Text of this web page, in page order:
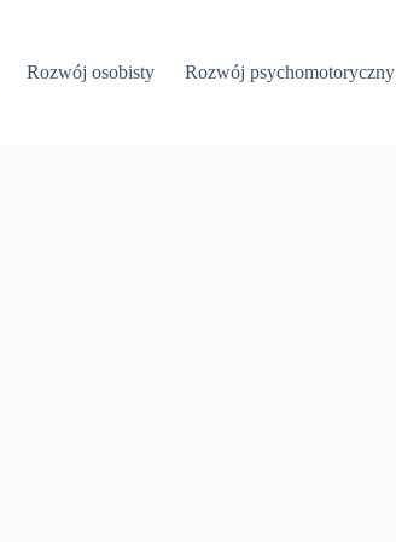
Rozwój osobisty Rozwój psychomotoryczny